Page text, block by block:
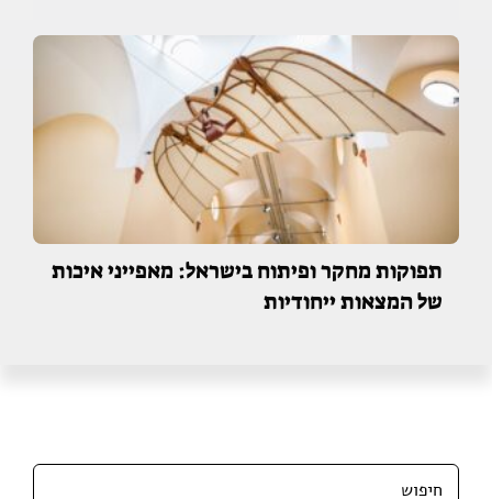
תפוקות מחקר ופיתוח בישראל: מאפייני איכות
של המצאות ייחודיות